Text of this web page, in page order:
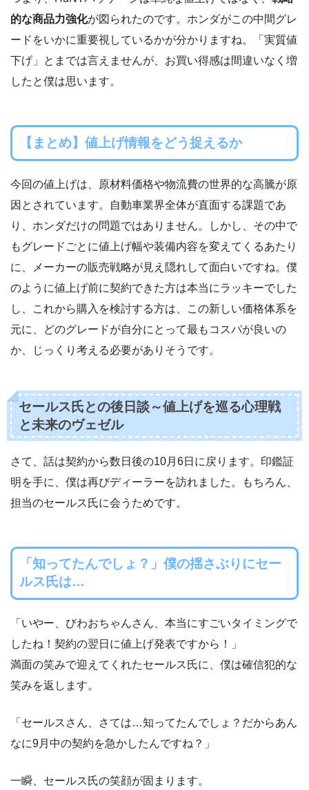
的な商品力強化が図られたのです。ホンダがこの中間グレ
ードをいかに重要視しているかが分かりますね。「実質値
下げ」とまでは言えませんが、お買い得感は間違いなく増
したと僕は思います。
【まとめ】値上げ情報をどう捉えるか
今回の値上げは、原材料価格や物流費の世界的な高騰が原
因とされています。自動車業界全体が直面する課題であ
り、ホンダだけの問題ではありません。しかし、その中で
もグレードごとに値上げ幅や装備内容を変えてくるあたり
に、メーカーの販売戦略が見え隠れして面白いですね。僕
のように値上げ前に契約できた方は本当にラッキーでした
し、これから購入を検討する方は、この新しい価格体系を
元に、どのグレードが自分にとって最もコスパが良いの
か、じっくり考える必要がありそうです。
セールス氏との後日談～値上げを巡る心理戦
と未来のヴェゼル
さて、話は契約から数日後の10月6日に戻ります。印鑑証
明を手に、僕は再びディーラーを訪れました。もちろん、
担当のセールス氏に会うためです。
「知ってたんでしょ？」僕の揺さぶりにセー
ルス氏は…
「いやー、びわおちゃんさん、本当にすごいタイミングで
したね！契約の翌日に値上げ発表ですから！」
満面の笑みで迎えてくれたセールス氏に、僕は確信犯的な
笑みを返します。
「セールスさん、さては…知ってたんでしょ？だからあん
なに9月中の契約を急かしたんですね？」
一瞬、セールス氏の笑顔が固まります。